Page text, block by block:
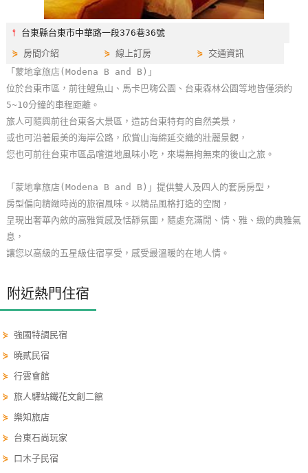
網
紅
帶
你
玩
玩
樂
地
顧
服
務
顧
客
滿
度
⫯ 台東縣台東市中華路一段376巷36號
⋟ 房間介紹 ⋟線上訂房 ⋟ 交通資訊
「蒙地拿旅店(Modena B and B)」
位於台東市區，前往鯉魚山、馬卡巴嗨公園、台東森林公園等地皆僅須約
5~10分鐘的車程距離。
旅人可隨興前往台東各大景區，造訪台東特有的自然美景，
或也可沿著最美的海岸公路，欣賞山海綿延交織的壯麗景觀，
您也可前往台東市區品嚐道地風味小吃，來場無拘無束的後山之旅。
「蒙地拿旅店(Modena B and B)」提供雙人及四人的套房房型，
房型偏向精緻時尚的旅宿風味。以精品風格打造的空間，
呈現出奢華內斂的高雅質感及恬靜氛圍，隨處充滿閒、情、雅、緻的典雅氣
息，
讓您以高級的五星級住宿享受，感受最溫暖的在地人情。
附近熱門住宿
⋟強國特調民宿
⋟
曉貳民宿
⋟行雲會館
⋟旅人驛站鐵花文創二館
⋟樂知旅店
⋟ 台東石尚玩家
⋟ 口木子民宿